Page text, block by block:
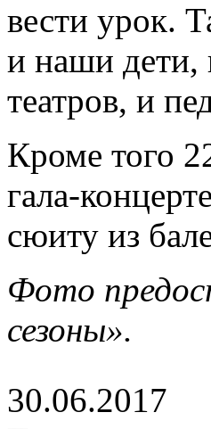
вести урок.
и наши дети,
театров, и
Кроме того
гала-
сюиту из
Фото
сезоны».
30.06.2017